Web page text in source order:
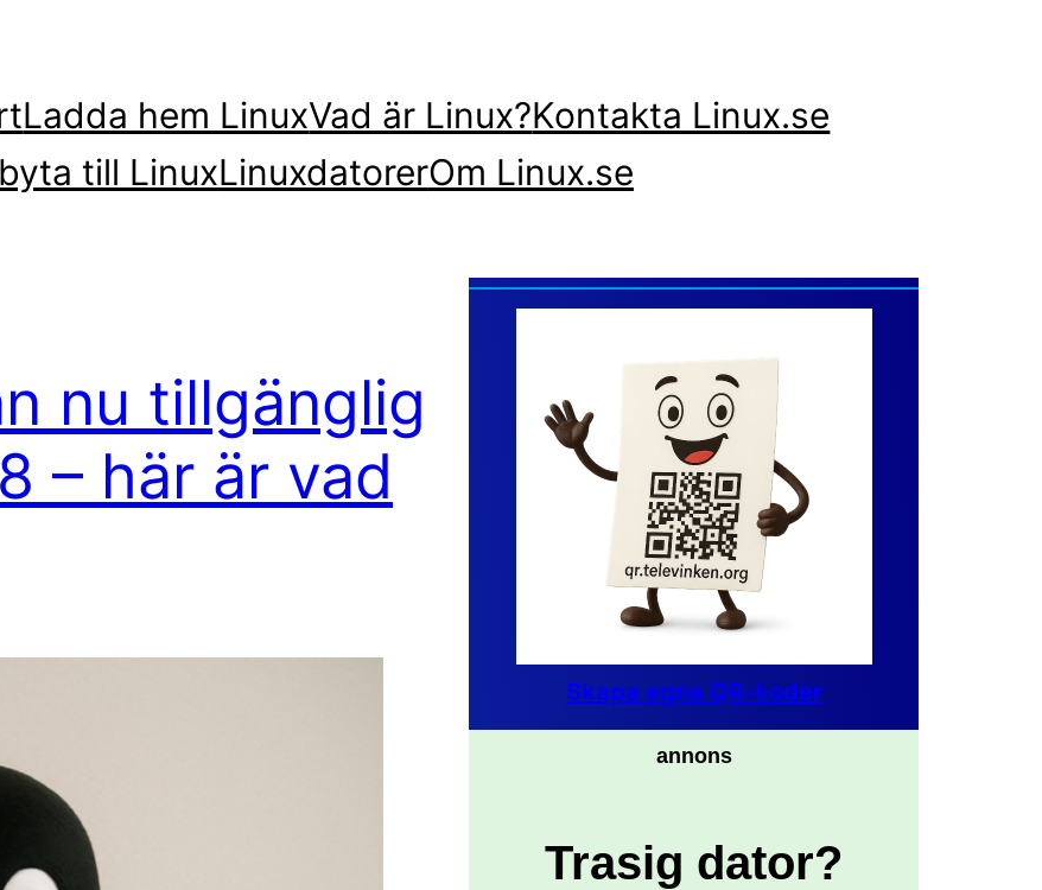
Ladda hem LinuxVad är Linux?Kontakta Linux.se
till LinuxLinuxdatorerOm Linux.se
nu tillgänglig
– här är vad
Skapa egna QR-koder
annons
Trasig dator?